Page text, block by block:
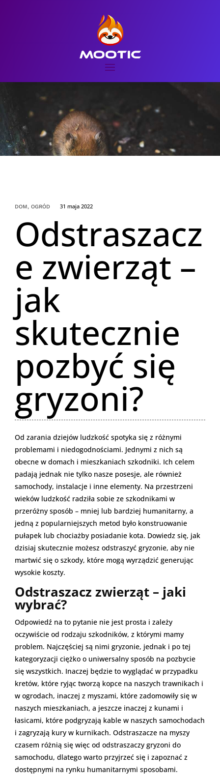
DOM, OGRÓD 31 maja 2022
Odstraszacz
e zwierząt –
jak
skutecznie
pozbyć się
gryzoni?
Od zarania dziejów ludzkość spotyka się z różnymi
problemami i niedogodnościami. Jednymi z nich są
obecne w domach i mieszkaniach szkodniki. Ich celem
padają jednak nie tylko nasze posesje, ale również
samochody, instalacje i inne elementy. Na przestrzeni
wieków ludzkość radziła sobie ze szkodnikami w
przeróżny sposób – mniej lub bardziej humanitarny, a
jedną z popularniejszych metod było konstruowanie
pułapek lub chociażby posiadanie kota. Dowiedz się, jak
dzisiaj skutecznie możesz odstraszyć gryzonie, aby nie
martwić się o szkody, które mogą wyrządzić generując
wysokie koszty.
Odstraszacz zwierząt – jaki
wybrać?
Odpowiedź na to pytanie nie jest prosta i zależy
oczywiście od rodzaju szkodników, z którymi mamy
problem. Najczęściej są nimi gryzonie, jednak i po tej
kategoryzacji ciężko o uniwersalny sposób na pozbycie
się wszystkich. Inaczej będzie to wyglądać w przypadku
kretów, które ryjąc tworzą kopce na naszych trawnikach i
w ogrodach, inaczej z myszami, które zadomowiły się w
naszych mieszkaniach, a jeszcze inaczej z kunami i
łasicami, które podgryzają kable w naszych samochodach
i zagryzają kury w kurnikach. Odstraszacze na myszy
czasem różnią się więc od odstraszaczy gryzoni do
samochodu, dlatego warto przyjrzeć się i zapoznać z
dostępnymi na rynku humanitarnymi sposobami.